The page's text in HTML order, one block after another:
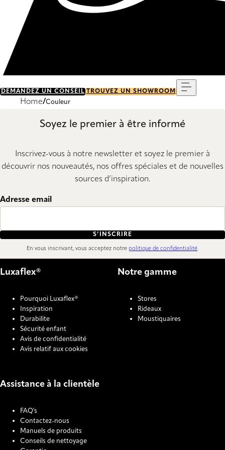
DEMANDEZ UN CONSEIL TROUVEZ UN SHOWROOM
Home Couleur
Soyez le premier à être informé
Inscrivez-vous à notre newsletter et soyez le premier à
découvrir nos nouveautés, nos offres spéciales et de nouvelles
sources d’inspiration.
Adresse email
S’INSCRIRE
En vous inscrivant, vous acceptez notre politique de confidentialité.
Luxaflex®
Pourquoi Luxaflex®
Inspiration
Durabilite
Sécurité enfant
Avis de confidentialité
Avis relatif aux cookies
Notre gamme
Stores
Rideaux
Moustiquaires
Assistance à la clientèle
FAQ's
Contactez-nous
Manuels de produits
Conseils de nettoyage